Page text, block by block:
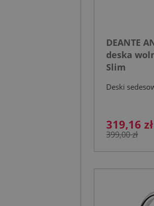
DEANTE
deska
Slim
Deski
319,16 zł
399,00 zł